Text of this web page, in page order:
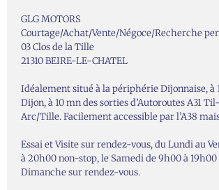
GLG MOTORS
Courtage/Achat/Vente/Négoce/Recherche
03 Clos de la Tille
21310 BEIRE-LE-CHATEL
Idéalement situé à la périphérie Dijonnaise, à
Dijon, à 10 mn des sorties d’Autoroutes A31
Arc/Tille. Facilement accessible par l’A38
Essai et Visite sur rendez-vous, du Lundi au
à 20h00 non-stop, le Samedi de 9h00 à
Dimanche sur rendez-vous.